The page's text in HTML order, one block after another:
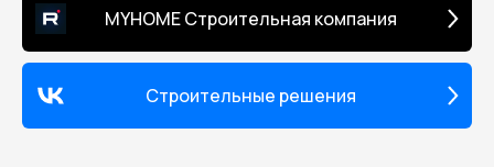
MYHOME Строительная компания
Строительные решения